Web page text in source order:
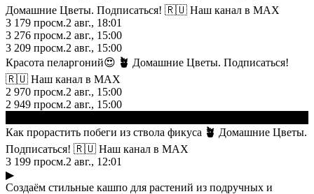
Домашние Цветы. Подписаться! 🇷🇺 Наш канал в МАХ
3 179 просм.2 авг., 18:01
3 276 просм.2 авг., 15:00
3 209 просм.2 авг., 15:00
Красота пеларгоний😍 🪴 Домашние Цветы. Подписаться!
🇷🇺 Наш канал в МАХ
2 970 просм.2 авг., 15:00
2 949 просм.2 авг., 15:00
Как прорастить побеги из ствола фикуса 🪴 Домашние Цветы.
Подписаться! 🇷🇺 Наш канал в МАХ
3 199 просм.2 авг., 12:01
▶
Создаём стильные кашпо для растений из подручных и